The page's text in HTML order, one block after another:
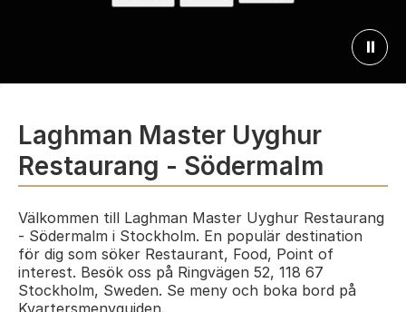
⏸
Laghman Master Uyghur
Restaurang - Södermalm
Välkommen till Laghman Master Uyghur Restaurang
- Södermalm i Stockholm. En populär destination
för dig som söker Restaurant, Food, Point of
interest. Besök oss på Ringvägen 52, 118 67
Stockholm, Sweden. Se meny och boka bord på
Kvartersmenyguiden.